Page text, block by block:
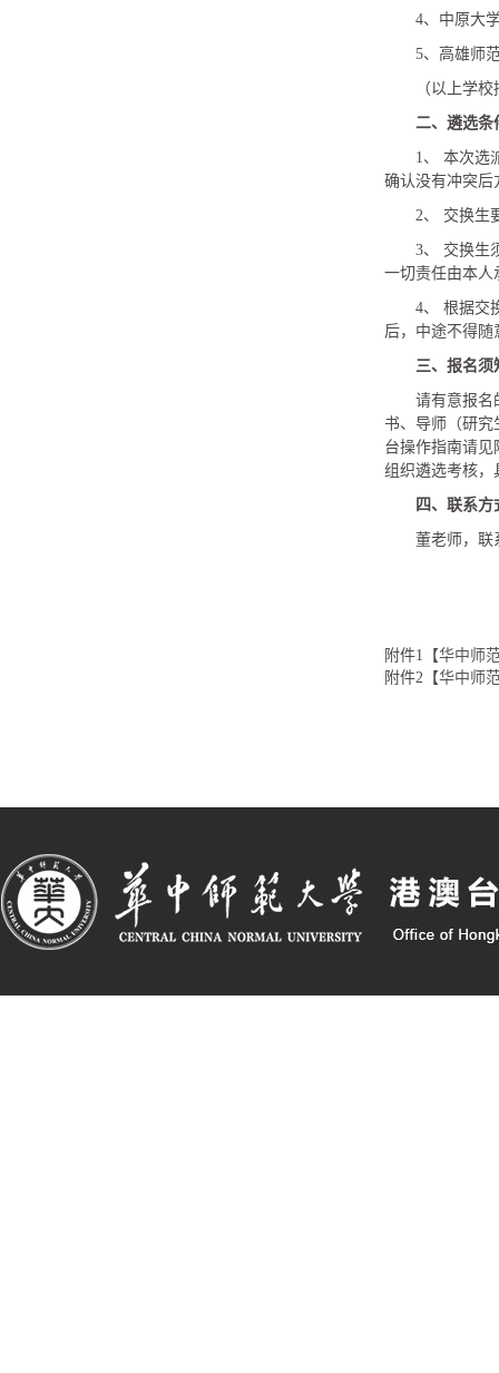
4、中原大
5、高雄师
（以上学
二、遴选条
1、 本次选
确认没有冲突后
2、 交换生
3、 交换生
一切责任由本人
4、 根据交
后，中途不得随
三、报名须
请有意报名
书、导师（研究
台操作指南请见
组织遴选考核，
四、联系方
董老师，联
附件1【华中师
附件2【华中师